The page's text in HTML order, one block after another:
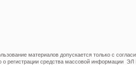
материалов допускается только с
о регистрации средства массовой информации